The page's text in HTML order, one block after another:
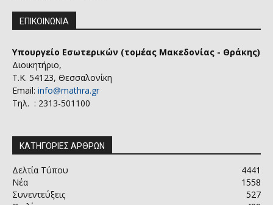
ΕΠΙΚΟΙΝΩΝΙΑ
Υπουργείο Εσωτερικών (τομέας Μακεδονίας - Θράκης)
Διοικητήριο,
Τ.Κ. 54123, Θεσσαλονίκη
Email: info@mathra.gr
Τηλ. : 2313-501100
ΚΑΤΗΓΟΡΙΕΣ ΑΡΘΡΩΝ
Δελτία Τύπου
4441
Νέα
1558
Συνεντεύξεις
527